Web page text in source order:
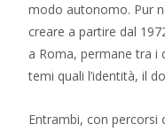
modo autonomo. Pur
creare a partire dal
a Roma, permane tra i
temi quali l’identità, il
Entrambi, con percorsi